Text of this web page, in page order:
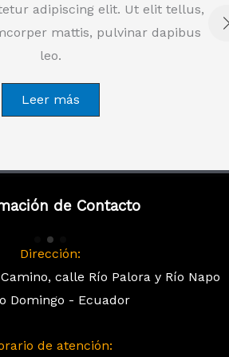
adipiscing elit. Ut elit tellus,
mattis, pulvinar dapibus
leo.
Leer más
de Contacto
Dirección:
calle Río Palora y Río Napo
Domingo - Ecuador
de atención: